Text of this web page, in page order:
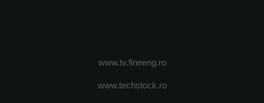
www.tv.fineeng.ro
www.techstock.ro